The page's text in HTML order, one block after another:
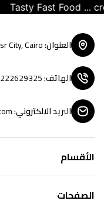
Fast Food ...
العنوان:
City, Cairo
الهاتف:
البريد الالكتروني:
الأقسام
الصفحات